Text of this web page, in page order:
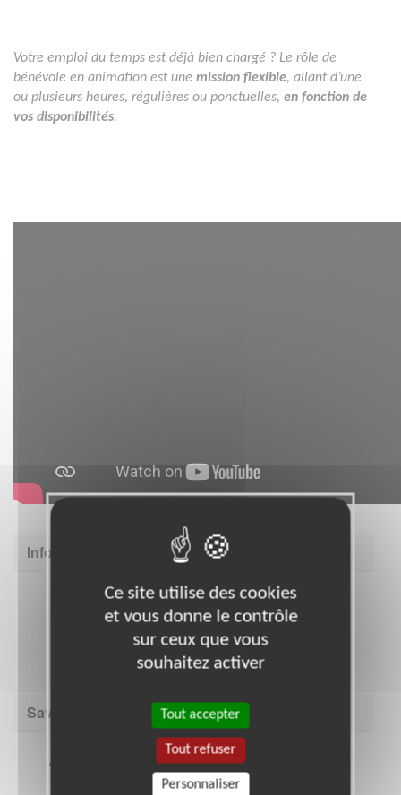
Votre emploi du temps est déjà bien chargé ? Le rôle de
bénévole en animation est une mission flexible, allant d’une
ou plusieurs heures, régulières ou ponctuelles, en fonction de
vos disponibilités.
Informations complémentaires
Savoir être & compétences
Intérêt pour la personne dans sa richesse, sa
culture, sa différence ;
Ce site utilise des cookies
et vous donne le contrôle
sur ceux que vous
souhaitez activer
Tout accepter
Tout refuser
Personnaliser